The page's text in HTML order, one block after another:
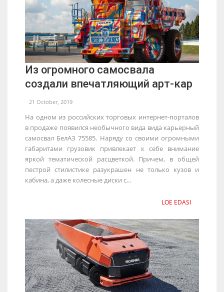
Из огромного самосвала
создали впечатляющий арт-кар
21 October, 2019
На одном из российских торговых интернет-порталов
в продаже появился необычного вида вида карьерный
самосвал БелАЗ 75585. Наряду со своими огромными
габаритами грузовик привлекает к себе внимание
яркой тематической расцветкой. Причем, в общей
пестрой стилистике разукрашен не только кузов и
кабина, а даже колесные диски с...
LOE EDASI